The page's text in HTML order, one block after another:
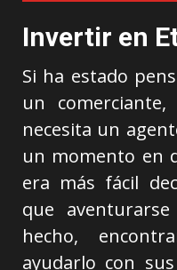
Invertir en
Si ha estado
un
necesita un
un momento en
era más fácil
que
hecho,
ayudarlo con